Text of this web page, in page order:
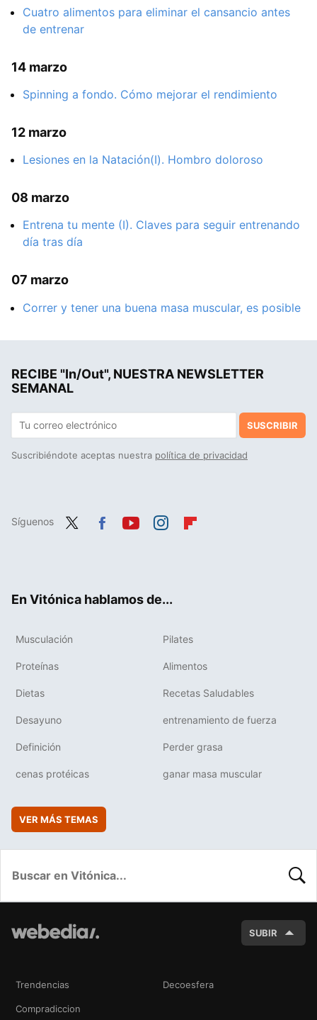
Cuatro alimentos para eliminar el cansancio antes
de entrenar
14 marzo
Spinning a fondo. Cómo mejorar el rendimiento
12 marzo
Lesiones en la Natación(I). Hombro doloroso
08 marzo
Entrena tu mente (I). Claves para seguir entrenando
día tras día
07 marzo
Correr y tener una buena masa muscular, es posible
RECIBE "In/Out", NUESTRA NEWSLETTER
SEMANAL
SUSCRIBIR
Suscribiéndote aceptas nuestra política de privacidad
Síguenos
En Vitónica hablamos de...
Musculación Pilates
Proteínas Alimentos
Dietas Recetas Saludables
Desayuno entrenamiento de fuerza
Definición Perder grasa
cenas protéicas ganar masa muscular
VER MÁS TEMAS
SUBIR
Trendencias Decoesfera
Compradiccion